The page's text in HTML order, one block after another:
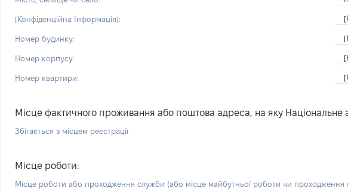
[Конфіденційна Інформація]:
Номер будинку:
Номер корпусу:
Номер квартири:
Місце фактичного проживання або поштова адреса, на яку Національне
Збігається з місцем реєстрації
Місце роботи:
Місце роботи або проходження служби (або місце майбутньої роботи чи проходження